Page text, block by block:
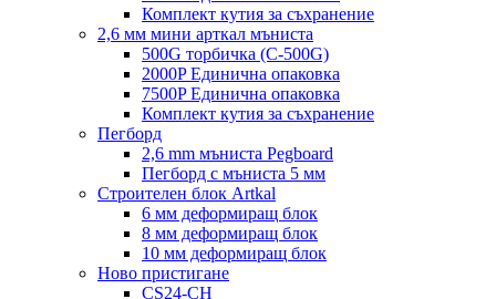
Комплект кутия за съхранение
2,6 мм мини арткал мъниста
500G торбичка (C-500G)
2000P Единична опаковка
7500P Единична опаковка
Комплект кутия за съхранение
Пегборд
2,6 mm мъниста Pegboard
Пегборд с мъниста 5 мм
Строителен блок Artkal
6 мм деформиращ блок
8 мм деформиращ блок
10 мм деформиращ блок
Ново пристигане
CS24-CH